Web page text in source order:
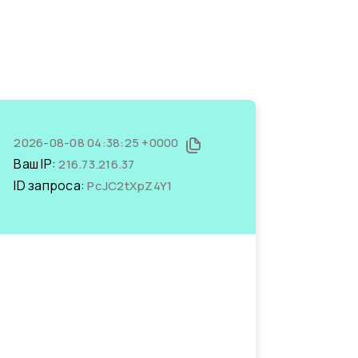
2026-08-08 04:38:25 +0000
Ваш IP:216.73.216.37
ID запроса:PcJC2tXpZ4Y1